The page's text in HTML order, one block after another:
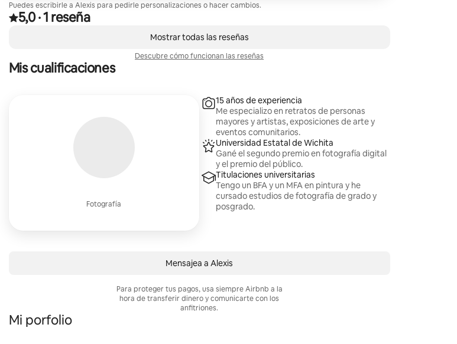
Puedes escribirle a Alexis para pedirle personalizaciones o hacer cambios.
Valoración de 5,0 sobre 5 estrellas sobre la base de 1 reseña
5,0
, ·1 reseña
Mostrar todas las reseñas
Descubre cómo funcionan las reseñas
Mis cualificaciones
Fotografía
15 años de experiencia
Me especializo en retratos de personas
mayores y artistas, exposiciones de arte y
eventos comunitarios.
Universidad Estatal de Wichita
Gané el segundo premio en fotografía digital
y el premio del público.
Titulaciones universitarias
Tengo un BFA y un MFA en pintura y he
cursado estudios de fotografía de grado y
posgrado.
Mensajea a Alexis
Para proteger tus pagos, usa siempre Airbnb a la
hora de transferir dinero y comunicarte con los
anfitriones.
Mi porfolio